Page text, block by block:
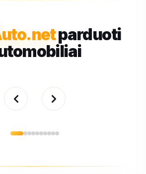
parduoti